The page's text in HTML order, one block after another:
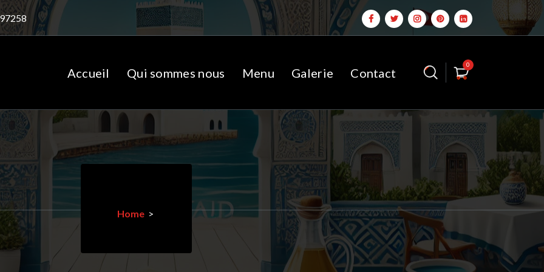
Accueil Qui sommes nous Menu Galerie Contact
0
Home>